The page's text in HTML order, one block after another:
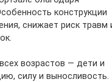
конструкции
снижает риск травм
возрастов — дети и
силу и выносливость.